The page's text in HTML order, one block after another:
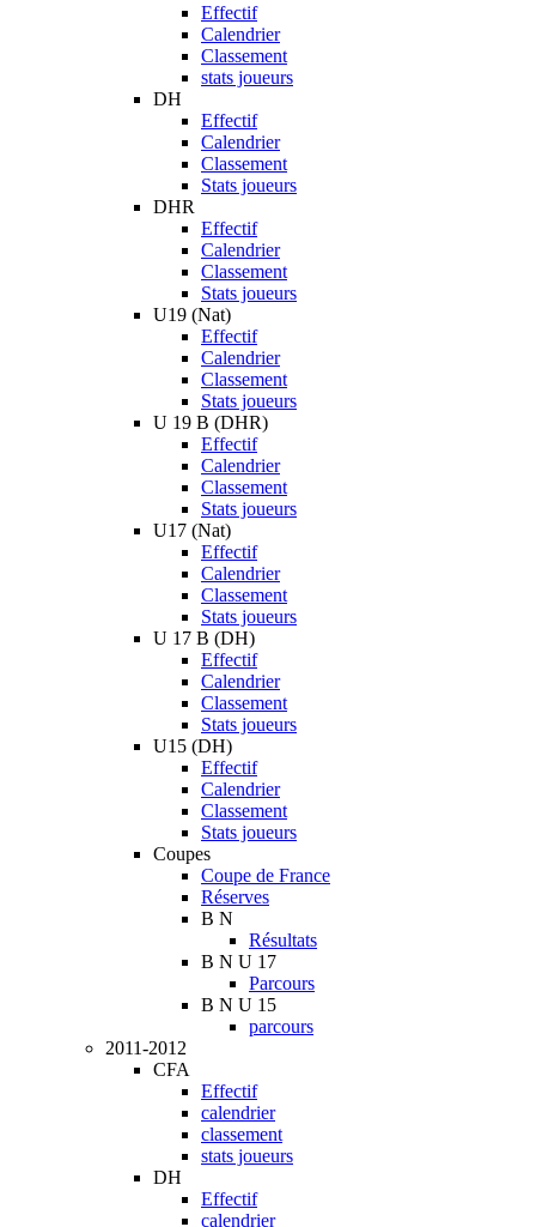
Effectif
Calendrier
Classement
stats joueurs
DH
Effectif
Calendrier
Classement
Stats joueurs
DHR
Effectif
Calendrier
Classement
Stats joueurs
U19 (Nat)
Effectif
Calendrier
Classement
Stats joueurs
U 19 B (DHR)
Effectif
Calendrier
Classement
Stats joueurs
U17 (Nat)
Effectif
Calendrier
Classement
Stats joueurs
U 17 B (DH)
Effectif
Calendrier
Classement
Stats joueurs
U15 (DH)
Effectif
Calendrier
Classement
Stats joueurs
Coupes
Coupe de France
Réserves
B N
Résultats
B N U 17
Parcours
B N U 15
parcours
2011-2012
CFA
Effectif
calendrier
classement
stats joueurs
DH
Effectif
calendrier